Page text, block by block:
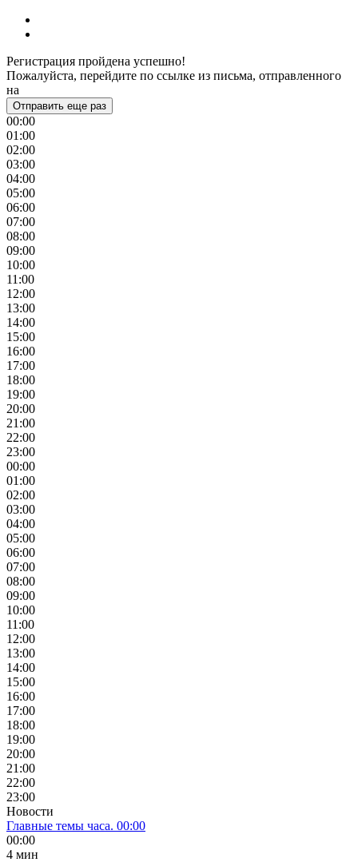
Регистрация пройдена успешно!
Пожалуйста, перейдите по ссылке из письма, отправленного
на
Отправить еще раз
00:00
01:00
02:00
03:00
04:00
05:00
06:00
07:00
08:00
09:00
10:00
11:00
12:00
13:00
14:00
15:00
16:00
17:00
18:00
19:00
20:00
21:00
22:00
23:00
00:00
01:00
02:00
03:00
04:00
05:00
06:00
07:00
08:00
09:00
10:00
11:00
12:00
13:00
14:00
15:00
16:00
17:00
18:00
19:00
20:00
21:00
22:00
23:00
Новости
Главные темы часа. 00:00
00:00
4 мин